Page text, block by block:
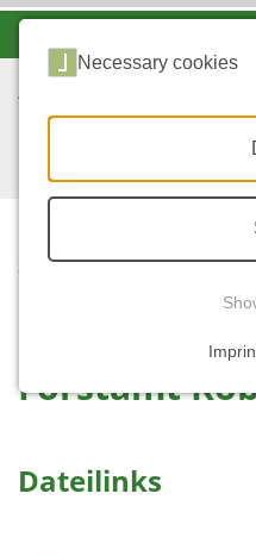
STARTSEITE
...
Forstamt
Dateilinks
Necessary cookies